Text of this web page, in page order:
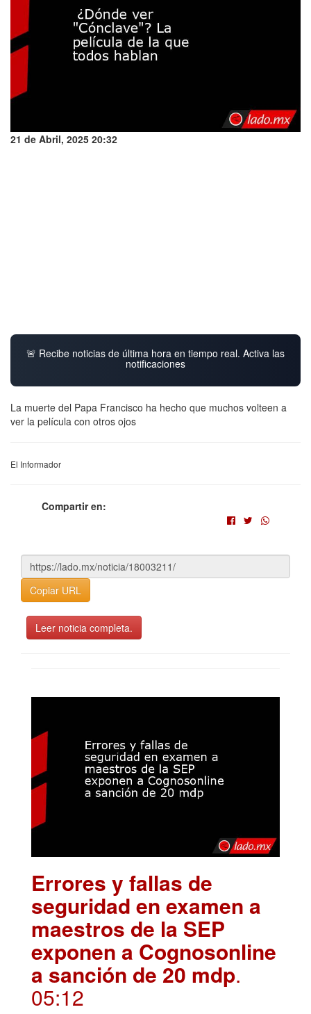
21 de Abril, 2025 20:32
🚨 Recibe noticias de última hora en tiempo real. Activa las
notificaciones
La muerte del Papa Francisco ha hecho que muchos volteen a
ver la película con otros ojos
El Informador
Compartir en:
Copiar URL
Leer noticia completa.
Errores y fallas de
seguridad en examen a
maestros de la SEP
exponen a Cognosonline
a sanción de 20 mdp.
05:12